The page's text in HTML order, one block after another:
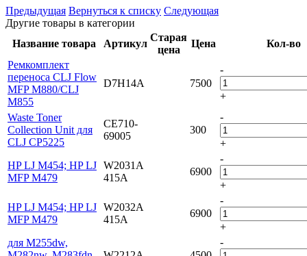
Предыдущая Вернуться к списку Следующая
Другие товары в категории
Название товара
Артикул
Старая
цена
Цена
Кол-во
Ремкомплект
переноса CLJ Flow
MFP M880/CLJ
M855
D7H14A 7500
-
+
Waste Toner
Collection Unit для
CLJ CP5225
CE710-
69005
300
-
+
HP LJ M454; HP LJ
MFP M479
W2031A
415A
6900
-
+
HP LJ M454; HP LJ
MFP M479
W2032A
415A
6900
-
+
для M255dw,
-